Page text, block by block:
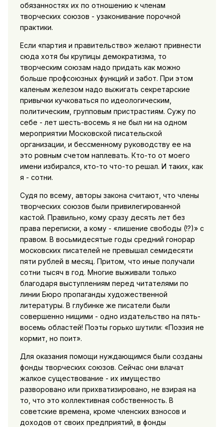
обязанностях их по отношению к членам
творческих союзов - узаконивание порочной
практики.
Если «партия и правительство» желают привнести
сюда хотя бы крупицы демократизма, то
творческим союзам надо придать как можно
больше профсоюзных функций и забот. При этом
каленым железом надо выжигать секретарские
привычки кучковаться по идеологическим,
политическим, групповым пристрастиям. Сужу по
себе - лет шесть-восемь я не был ни на одном
мероприятии Московской писательской
организации, и бессменному руководству ее на
это ровным счетом наплевать. Кто-то от моего
имени избирался, кто-то что-то решал. И таких, как
я - сотни.
Судя по всему, авторы закона считают, что члены
творческих союзов были привилегированной
кастой. Правильно, кому сразу десять лет без
права переписки, а кому - «лишение свободы (!?)» с
правом. В восьмидесятые годы средний гонорар
московских писателей не превышал семидесяти
пяти рублей в месяц. Притом, что иные получали
сотни тысяч в год. Многие выживали только
благодаря выступлениям перед читателями по
линии Бюро пропаганды художественной
литературы. В глубинке же писатели были
совершенно нищими - одно издательство на пять-
восемь областей! Поэты горько шутили: «Поэзия не
кормит, но поит».
Для оказания помощи нуждающимся были созданы
фонды творческих союзов. Сейчас они влачат
жалкое существование - их имущество
разворовано или прихватизировано, не взирая на
то, что это коллективная собственность. В
советские времена, кроме членских взносов и
доходов от своих предприятий, в фонды